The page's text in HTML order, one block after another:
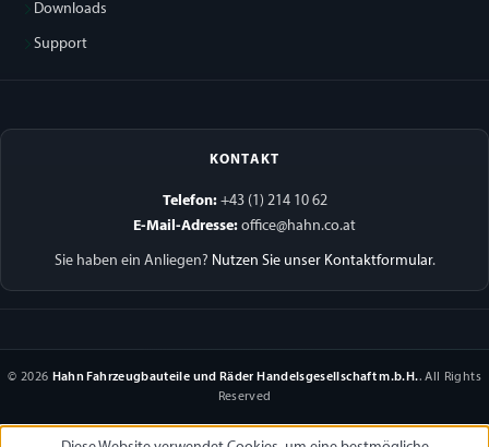
Downloads
Support
KONTAKT
Telefon:+43 (1) 214 10 62
E-Mail-Adresse: office@hahn.co.at
Sie haben ein Anliegen? Nutzen Sie unser Kontaktformular.
© 2026 Hahn Fahrzeugbauteile und Räder Handelsgesellschaft m.b.H.. All Rights
Reserved